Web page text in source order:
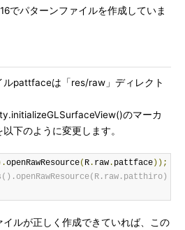
でパターンファイルを作成していま
pattfaceは「res/raw」ディレクト
のマーカ
下のように変更します。
openRawResource( R. raw. pattface ));
ルが正しく作成できていれば、この